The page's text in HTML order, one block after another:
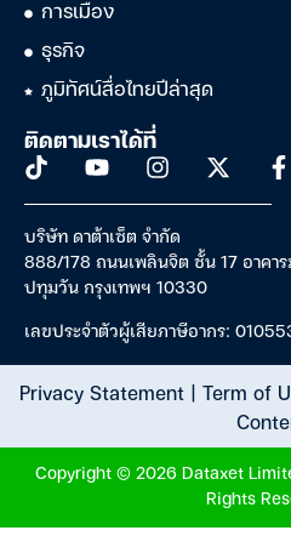
การเมือง
ธุรกิจ
ภูมิทัศน์สื่อไทยปีล่าสุด
ติดตามเราได้ที่
บริษัท ดาต้าเซ็ต จำกัด
888/178 ถนนเพลินจิต ชั้น 17 อาคา
ปทุมวัน กรุงเทพฯ 10330
เลขประจำตัวผู้เสียภาษีอากร:
Privacy Statement| Term of
Copyright © 2026 Dataxet
Rights